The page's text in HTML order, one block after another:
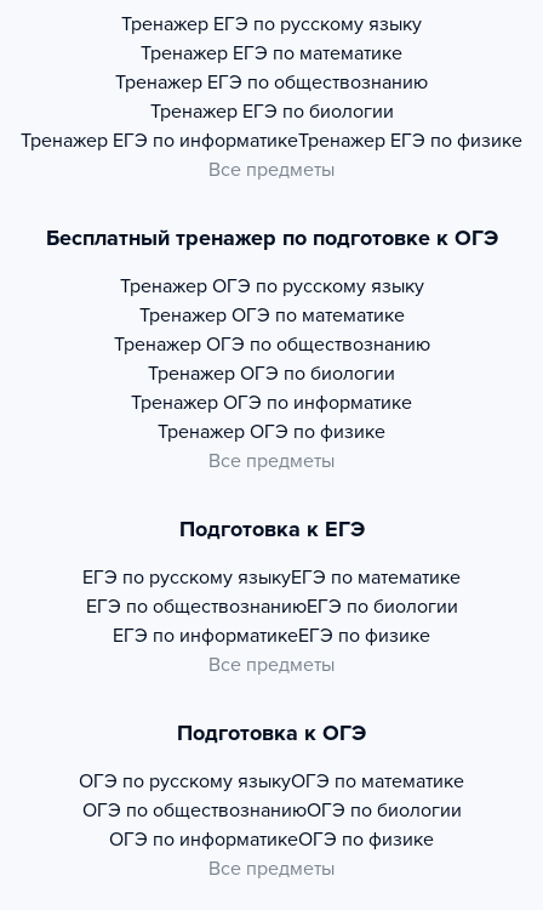
Тренажер ЕГЭ по русскому языку
Тренажер ЕГЭ по математике
Тренажер ЕГЭ по обществознанию
Тренажер ЕГЭ по биологии
Тренажер ЕГЭ по информатикеТренажер ЕГЭ по физике
Все предметы
Бесплатный тренажер по подготовке к ОГЭ
Тренажер ОГЭ по русскому языку
Тренажер ОГЭ по математике
Тренажер ОГЭ по обществознанию
Тренажер ОГЭ по биологии
Тренажер ОГЭ по информатике
Тренажер ОГЭ по физике
Все предметы
Подготовка к ЕГЭ
ЕГЭ по русскому языкуЕГЭ по математике
ЕГЭ по обществознаниюЕГЭ по биологии
ЕГЭ по информатикеЕГЭ по физике
Все предметы
Подготовка к ОГЭ
ОГЭ по русскому языкуОГЭ по математике
ОГЭ по обществознаниюОГЭ по биологии
ОГЭ по информатикеОГЭ по физике
Все предметы